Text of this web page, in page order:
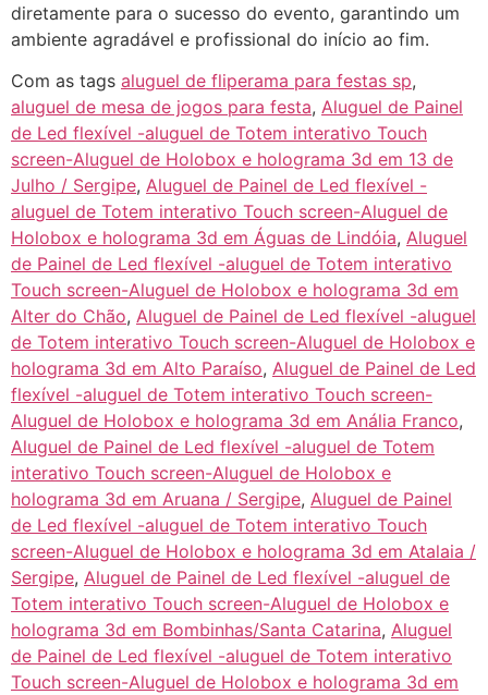
diretamente para o sucesso do evento, garantindo um
ambiente agradável e profissional do início ao fim.
Com as tags aluguel de fliperama para festas sp,
aluguel de mesa de jogos para festa, Aluguel de Painel
de Led flexível -aluguel de Totem interativo Touch
screen-Aluguel de Holobox e holograma 3d em 13 de
Julho / Sergipe, Aluguel de Painel de Led flexível -
aluguel de Totem interativo Touch screen-Aluguel de
Holobox e holograma 3d em Águas de Lindóia, Aluguel
de Painel de Led flexível -aluguel de Totem interativo
Touch screen-Aluguel de Holobox e holograma 3d em
Alter do Chão, Aluguel de Painel de Led flexível -aluguel
de Totem interativo Touch screen-Aluguel de Holobox e
holograma 3d em Alto Paraíso, Aluguel de Painel de Led
flexível -aluguel de Totem interativo Touch screen-
Aluguel de Holobox e holograma 3d em Anália Franco,
Aluguel de Painel de Led flexível -aluguel de Totem
interativo Touch screen-Aluguel de Holobox e
holograma 3d em Aruana / Sergipe, Aluguel de Painel
de Led flexível -aluguel de Totem interativo Touch
screen-Aluguel de Holobox e holograma 3d em Atalaia /
Sergipe, Aluguel de Painel de Led flexível -aluguel de
Totem interativo Touch screen-Aluguel de Holobox e
holograma 3d em Bombinhas/Santa Catarina, Aluguel
de Painel de Led flexível -aluguel de Totem interativo
Touch screen-Aluguel de Holobox e holograma 3d em